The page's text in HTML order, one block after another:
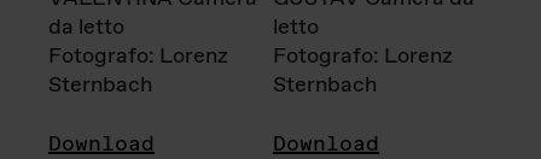
da letto
Fotografo: Lorenz
Sternbach
Download
letto
Fotografo: Lorenz
Sternbach
Download